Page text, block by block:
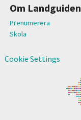
Om Landguiden
Prenumerera
Skola
Cookie Settings